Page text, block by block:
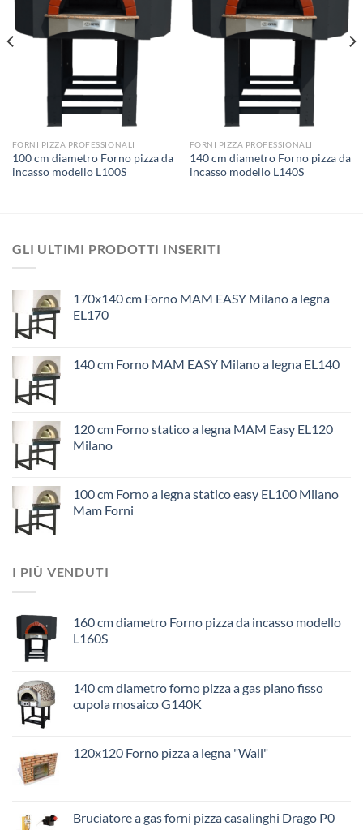
FORNI PIZZA PROFESSIONALI
100 cm diametro Forno pizza da
incasso modello L100S
FORNI PIZZA PROFESSIONALI
140 cm diametro Forno pizza da
incasso modello L140S
GLI ULTIMI PRODOTTI INSERITI
170x140 cm Forno MAM EASY Milano a legna
EL170
140 cm Forno MAM EASY Milano a legna EL140
120 cm Forno statico a legna MAM Easy EL120
Milano
100 cm Forno a legna statico easy EL100 Milano
Mam Forni
I PIÙ VENDUTI
160 cm diametro Forno pizza da incasso modello
L160S
140 cm diametro forno pizza a gas piano fisso
cupola mosaico G140K
120x120 Forno pizza a legna "Wall"
Bruciatore a gas forni pizza casalinghi Drago P0